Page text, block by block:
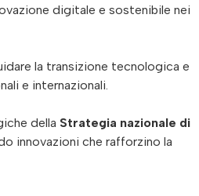
digitale e sostenibile nei
la transizione tecnologica e
e internazionali.
della Strategia nazionale di
innovazioni che rafforzino la